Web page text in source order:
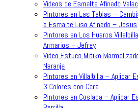
Videos de Esmalte Afinado
Pintores en Las Tablas –
a Esmalte Liso Afinado – Jesus
Pintores en Los Hueros
Armarios – Jefrey
Video Estuco Mitiko
Naranja
Pintores en Villalbilla – Aplicar
3 Colores con Cera
Pintores en Coslada – Aplicar